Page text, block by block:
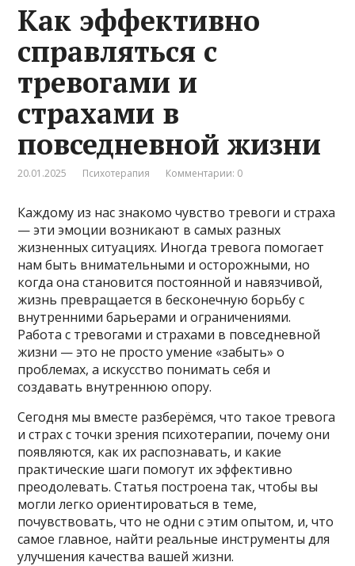
Как эффективно
справляться с
тревогами и
страхами в
повседневной жизни
20.01.2025 Психотерапия Комментарии: 0
Каждому из нас знакомо чувство тревоги и страха
— эти эмоции возникают в самых разных
жизненных ситуациях. Иногда тревога помогает
нам быть внимательными и осторожными, но
когда она становится постоянной и навязчивой,
жизнь превращается в бесконечную борьбу с
внутренними барьерами и ограничениями.
Работа с тревогами и страхами в повседневной
жизни — это не просто умение «забыть» о
проблемах, а искусство понимать себя и
создавать внутреннюю опору.
Сегодня мы вместе разберёмся, что такое тревога
и страх с точки зрения психотерапии, почему они
появляются, как их распознавать, и какие
практические шаги помогут их эффективно
преодолевать. Статья построена так, чтобы вы
могли легко ориентироваться в теме,
почувствовать, что не одни с этим опытом, и, что
самое главное, найти реальные инструменты для
улучшения качества вашей жизни.